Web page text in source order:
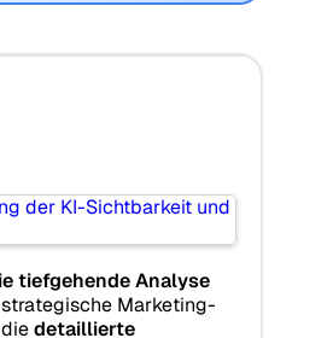
tiefgehende Analyse
Marketing-
detaillierte